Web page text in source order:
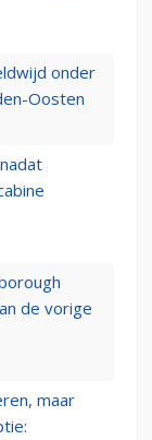
onder
Oosten
de vorige
maar